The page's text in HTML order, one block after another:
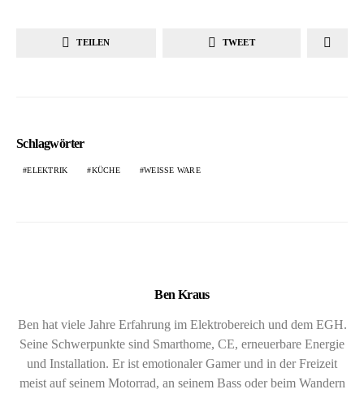
TEILEN TWEET
Schlagwörter
ELEKTRIK KÜCHE WEISSE WARE
Ben Kraus
Ben hat viele Jahre Erfahrung im Elektrobereich und dem EGH.
Seine Schwerpunkte sind Smarthome, CE, erneuerbare Energie
und Installation. Er ist emotionaler Gamer und in der Freizeit
meist auf seinem Motorrad, an seinem Bass oder beim Wandern